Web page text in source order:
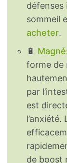
défenses
sommeil
acheter.
🔋
forme de
par
est
de boost